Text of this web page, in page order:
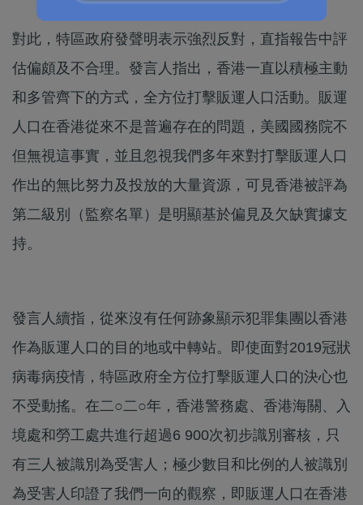
對此，特區政府發聲明表示強烈反對，直指報告中評
估偏頗及不合理。發言人指出，香港一直以積極主動
和多管齊下的方式，全方位打擊販運人口活動。販運
人口在香港從來不是普遍存在的問題，美國國務院不
但無視這事實，並且忽視我們多年來對打擊販運人口
作出的無比努力及投放的大量資源，可見香港被評為
第二級別（監察名單）是明顯基於偏見及欠缺實據支
持。
發言人續指，從來沒有任何跡象顯示犯罪集團以香港
作為販運人口的目的地或中轉站。即使面對2019冠狀
病毒病疫情，特區政府全方位打擊販運人口的決心也
不受動搖。在二○二○年，香港警務處、香港海關、入
境處和勞工處共進行超過6 900次初步識別審核，只
有三人被識別為受害人；極少數目和比例的人被識別
為受害人印證了我們一向的觀察，即販運人口在香港